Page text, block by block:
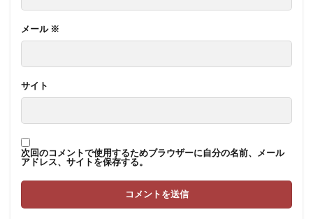
メール ※
サイト
次回のコメントで使用するためブラウザーに自分の名前、メール
アドレス、サイトを保存する。